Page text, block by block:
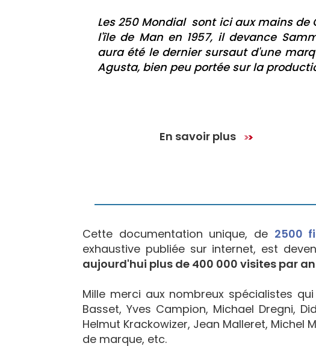
Les 250 Mondial sont ici aux mains de
l'île de Man en 1957, il devance
aura été le dernier sursaut d'une
Agusta, bien peu portée sur la
En savoir plus
Cette documentation unique, de 2500
exhaustive publiée sur internet, est
aujourd'hui plus de 400 000 visites par
Mille merci aux nombreux spécialistes
Basset, Yves Campion, Michael Dregni,
Helmut Krackowizer, Jean Malleret, Michel
de marque, etc.